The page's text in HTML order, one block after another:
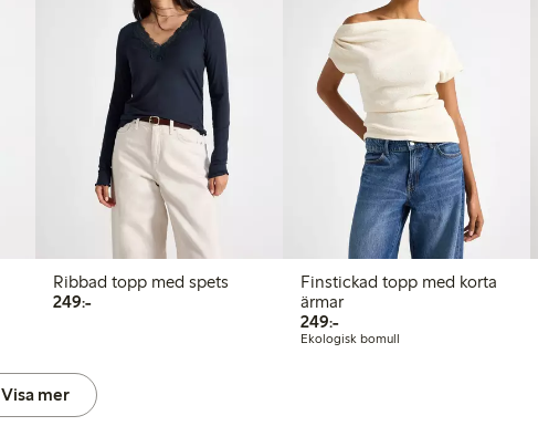
Ribbad topp med spets
249:-249,00 kr
Finstickad topp med korta
ärmar
249:-249,00 kr
Ekologisk bomull
Visa mer